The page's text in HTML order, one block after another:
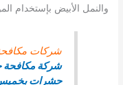
والنمل الأبيض بإستخدام
شركات
شركة مكافحة
حشرات